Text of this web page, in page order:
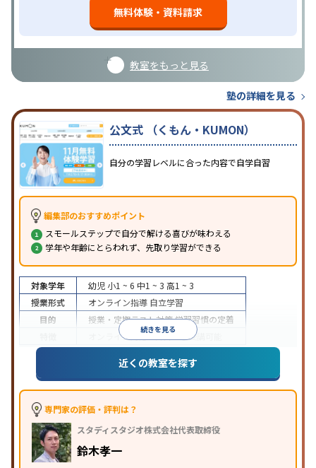
無料体験・資料請求
教室をもっと見る
塾の詳細を見る
公文式 （くもん・KUMON）
自分の学習レベルに合った内容で自学自習
編集部のおすすめポイント
スモールステップで自分で解ける喜びが味わえる
学年や年齢にとらわれず、先取り学習ができる
続きを見る
対象学年 幼児 小1 ~ 6 中1 ~ 3 高1 ~ 3
授業形式
オンライン指導 自立学習
目的
授業・定期テスト対策学習習慣の定着
オンライン対応1科目から受講可能
近くの教室を探す
専門家の評価・評判は？
スタディスタジオ株式会社代表取締役
鈴木孝一